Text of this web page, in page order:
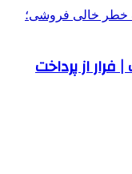
از پرداخت